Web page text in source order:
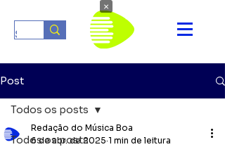
Post
Todos os posts
Todos os posts
Redação do Música Boa
6 de abr. de 2025 1 min de leitura
×